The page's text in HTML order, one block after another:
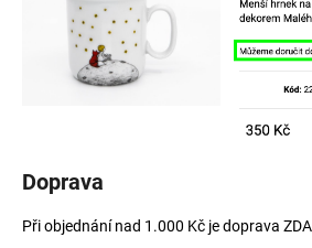
Doprava
Při objednání nad 1.000 Kč je doprava
HLEDAT